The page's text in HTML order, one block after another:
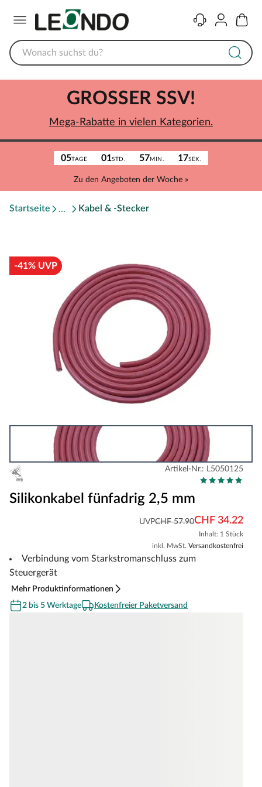
KontaktKonto
05TAGE 01STD. 57MIN. 17SEK.
Zu den Angeboten der Woche »
GROSSER SSV!
Mega-Rabatte in vielen Kategorien.
Startseite Kabel & -Stecker
-41% UVP
Artikel-Nr.: L5050125
Silikonkabel fünfadrig 2,5 mm
UVPCHF 57.90CHF 34.22
Inhalt: 1 Stück
inkl. MwSt. Versandkostenfrei
Verbindung vom Starkstromanschluss zum
Steuergerät
Mehr Produktinformationen
2 bis 5 Werktage
Kostenfreier Paketversand